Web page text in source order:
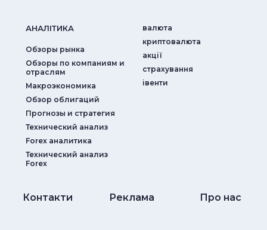
АНАЛIТИКА
Обзоры рынка
Обзоры по компаниям и
отраслям
Макроэкономика
Обзор облигаций
Прогнозы и стратегия
Технический анализ
Forex аналитика
Технический анализ
Forex
валюта
криптовалюта
акції
страхування
iвенти
Контакти Реклама Про нас